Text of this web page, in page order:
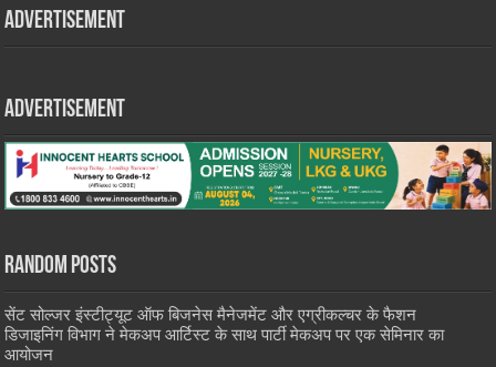
Advertisement
Advertisement
Random Posts
सेंट सोल्जर इंस्टीट्यूट ऑफ बिजनेस मैनेजमेंट और एग्रीकल्चर के फैशन
डिजाइनिंग विभाग ने मेकअप आर्टिस्ट के साथ पार्टी मेकअप पर एक सेमिनार का
आयोजन